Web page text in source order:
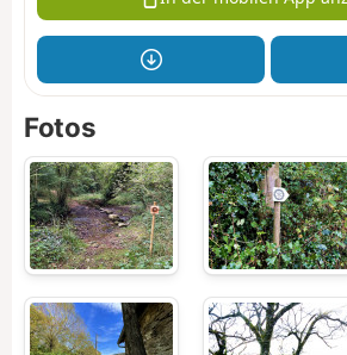
Fotos